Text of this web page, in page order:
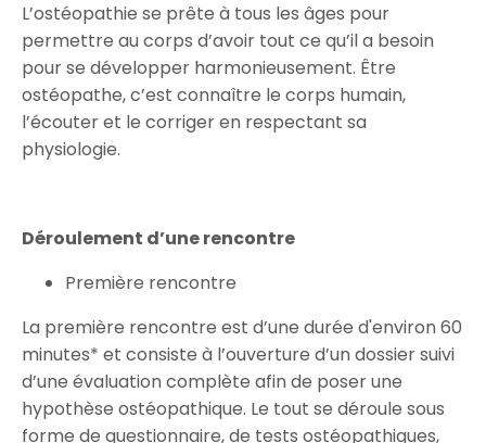
L’ostéopathie se prête à tous les âges pour
permettre au corps d’avoir tout ce qu’il a besoin
pour se développer harmonieusement. Être
ostéopathe, c’est connaître le corps humain,
l’écouter et le corriger en respectant sa
physiologie.
Déroulement d’une rencontre
Première rencontre
La première rencontre est d’une durée d'environ 60
minutes* et consiste à l’ouverture d’un dossier suivi
d’une évaluation complète afin de poser une
hypothèse ostéopathique. Le tout se déroule sous
forme de questionnaire, de tests ostéopathiques,